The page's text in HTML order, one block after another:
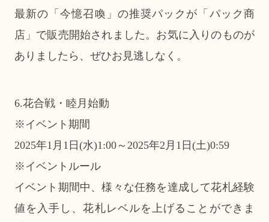
最新の「今憶召喚」の推奨パックが「パック商
店」で販売開始されました。お気に入りのものが
ありましたら、ぜひお見逃しなく。
6.花合戦・睦月始動
※イベント期間
2025年1月1日(水)1:00～2025年2月1日(土)0:59
※イベントルール
イベント期間中、様々な任務を達成して花札経験
値を入手し、花札レベルを上げることができま